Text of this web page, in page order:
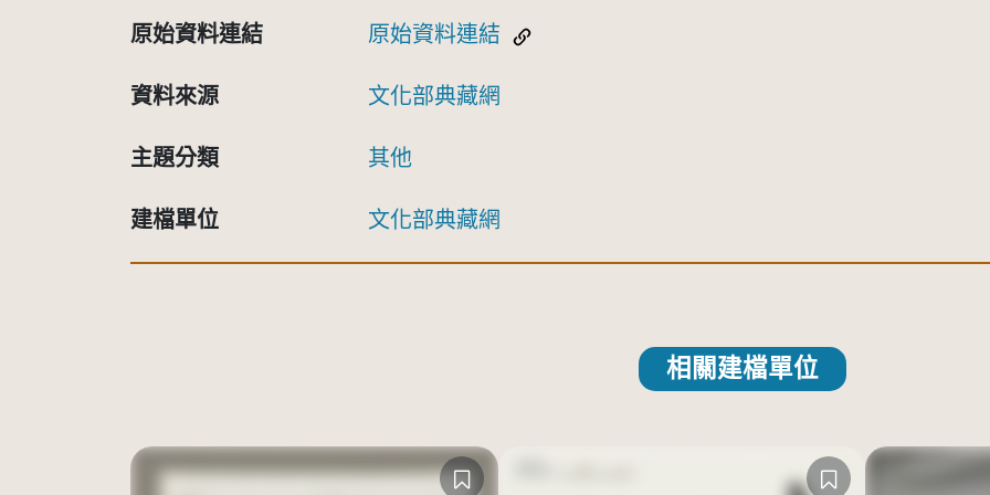
原始資料連結 原始資料連結
資料來源 文化部典藏網
主題分類 其他
建檔單位 文化部典藏網
相關建檔單位